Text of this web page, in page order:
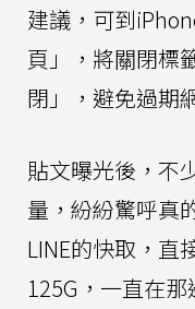
建議，可到
頁」，將關閉標
閉」，避免過期
貼文曝光後，不
量，紛紛驚呼真
LINE的快取，直
125G，一直在